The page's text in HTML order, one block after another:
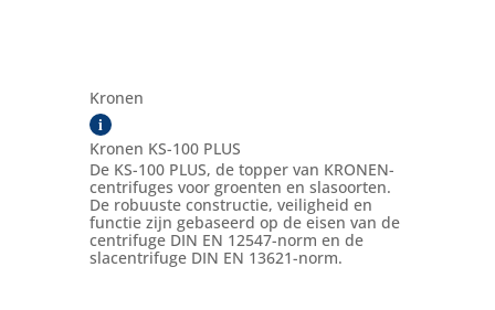
Kronen
i
Kronen KS-100 PLUS
De KS-100 PLUS, de topper van KRONEN-
centrifuges voor groenten en slasoorten.
De robuuste constructie, veiligheid en
functie zijn gebaseerd op de eisen van de
centrifuge DIN EN 12547-norm en de
slacentrifuge DIN EN 13621-norm.